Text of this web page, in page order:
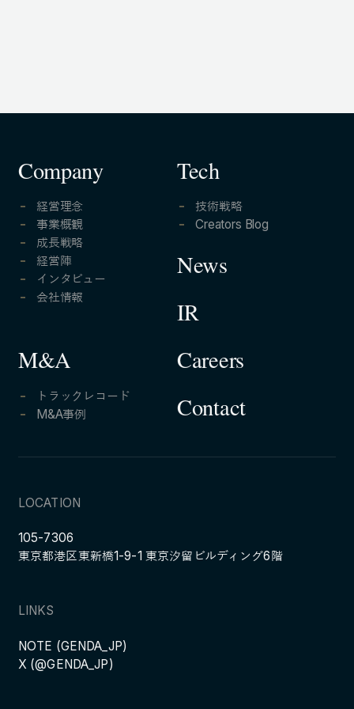
X (@GENDA_JP)
人材に対する考え方
プライバシーポリシー
反社会勢力に対する基本方針
Copyright © GENDA Inc. All Rights Reserved.
Company
経営理念
事業概観
成長戦略
経営陣
インタビュー
会社情報
M&A
トラックレコード
M&A事例
Tech
技術戦略
Creators Blog
News
IR
Careers
Contact
LOCATION
105-7306
東京都港区東新橋1-9-1 東京汐留ビルディング6階
LINKS
NOTE (GENDA_JP)
X (@GENDA_JP)